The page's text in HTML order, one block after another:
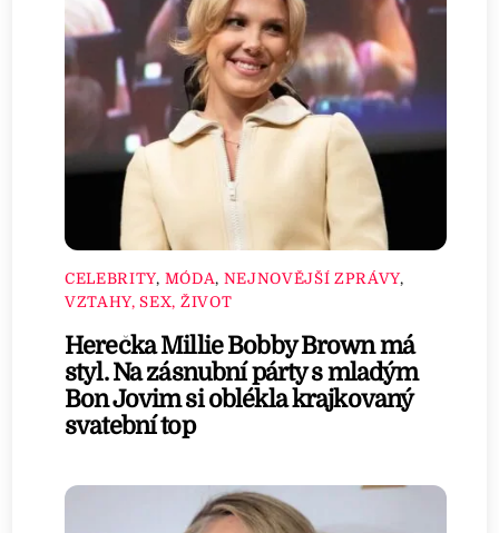
CELEBRITY, MÓDA, NEJNOVĚJŠÍ ZPRÁVY,
VZTAHY, SEX, ŽIVOT
Herečka Millie Bobby Brown má
styl. Na zásnubní párty s mladým
Bon Jovim si oblékla krajkovaný
svatební top